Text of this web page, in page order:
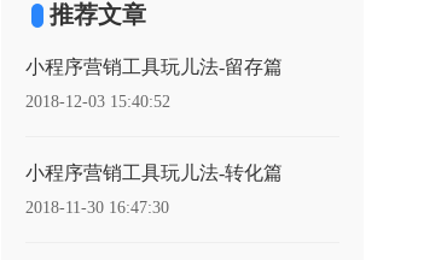
推荐文章
小程序营销工具玩儿法-留存篇
2018-12-03 15:40:52
小程序营销工具玩儿法-转化篇
2018-11-30 16:47:30